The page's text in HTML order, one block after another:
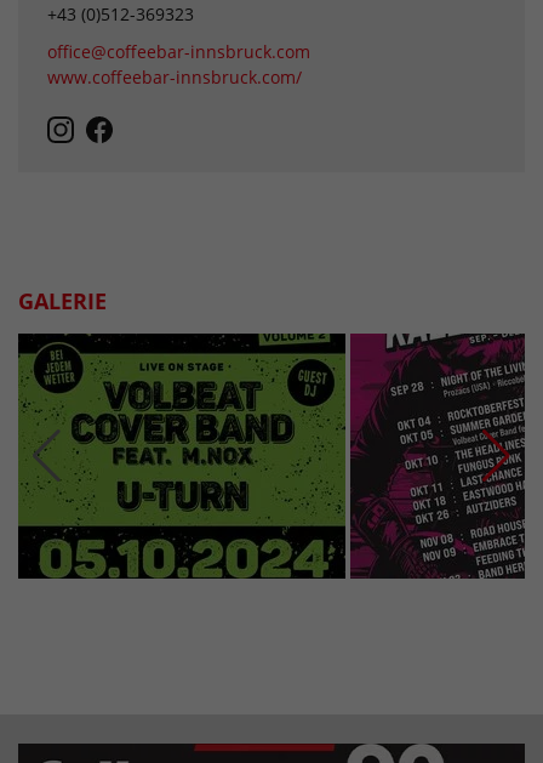
+43 (0)512-369323
office@coffeebar-innsbruck.com
www.coffeebar-innsbruck.com/
GALERIE